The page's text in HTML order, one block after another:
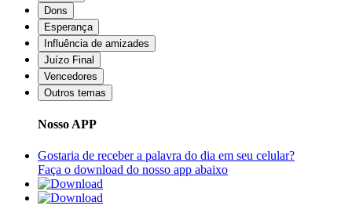
Dons
Esperança
Influência de amizades
Juízo Final
Vencedores
Outros temas
Nosso APP
Gostaria de receber a palavra do dia em seu celular?
Faça o download do nosso app abaixo